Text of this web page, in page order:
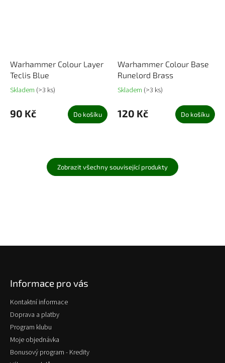
Warhammer Colour Layer
Teclis Blue
Skladem (>3 ks)
90 Kč Do košíku
Warhammer Colour Base
Runelord Brass
Skladem (>3 ks)
120 Kč Do košíku
Zobrazit všechny související produkty
Informace pro vás
Kontaktní informace
Doprava a platby
Program klubu
Moje objednávka
Bonusový program - Kredity